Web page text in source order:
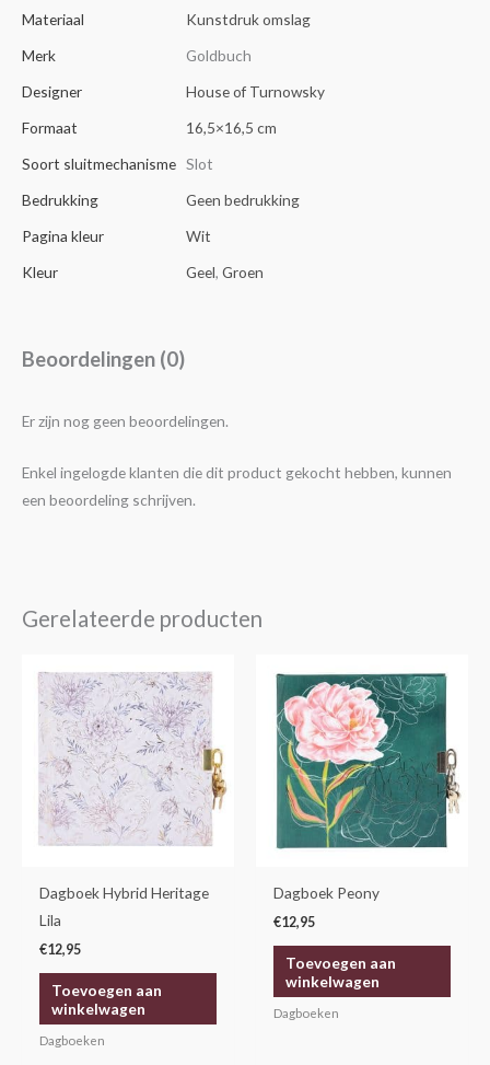
Materiaal
Kunstdruk omslag
Merk
Goldbuch
Designer
House of Turnowsky
Formaat
16,5×16,5 cm
Soort sluitmechanisme Slot
Bedrukking
Geen bedrukking
Pagina kleur
Wit
Kleur
Geel, Groen
Beoordelingen (0)
Er zijn nog geen beoordelingen.
Enkel ingelogde klanten die dit product gekocht hebben, kunnen
een beoordeling schrijven.
Gerelateerde producten
Dagboek Hybrid Heritage
Lila
€12,95
Toevoegen aan
winkelwagen
Dagboeken
Dagboek Peony
€12,95
Toevoegen aan
winkelwagen
Dagboeken